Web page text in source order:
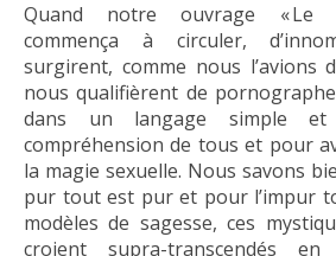
Quand notre ouvrage « Le
commença à circuler,
surgirent, comme nous l’avions
nous qualifièrent de
dans un langage simple
compréhension de tous et pour
la magie sexuelle. Nous savons
pur tout est pur et pour l’impur
modèles de sagesse, ces
croient supra-transcendés